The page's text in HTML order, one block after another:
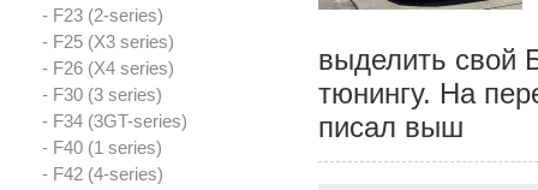
- F23 (2-series)
- F25 (X3 series)
- F26 (X4 series)
- F30 (3 series)
- F34 (3GT-series)
- F40 (1 series)
- F42 (4-series)
выделить свой
тюнингу. На
писал выш